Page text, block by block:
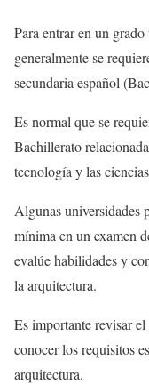
Para entrar en un
generalmente se
secundaria español
Es normal que se
Bachillerato
tecnología y las
Algunas universidades
mínima en un examen
evalúe habilidades y
la arquitectura.
Es importante revisar
conocer los requisitos
arquitectura.